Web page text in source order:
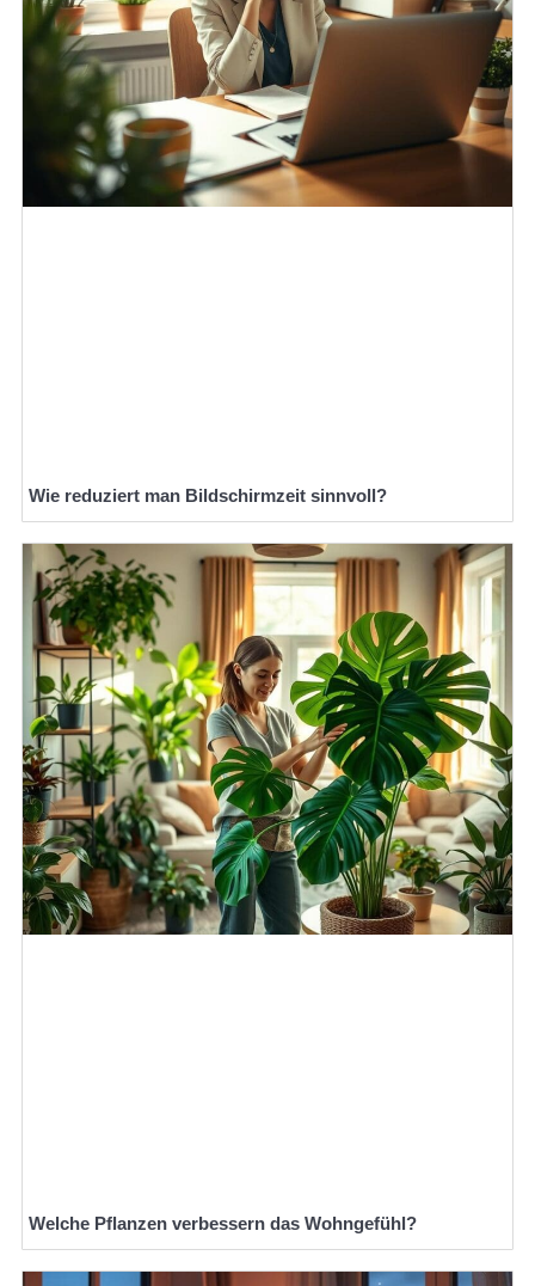
Wie reduziert man Bildschirmzeit sinnvoll?
Welche Pflanzen verbessern das Wohngefühl?